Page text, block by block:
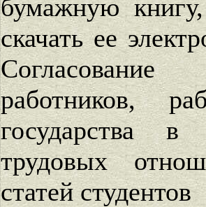
бумажную
скачать ее
работников,
государства в
трудовых
статей студентов